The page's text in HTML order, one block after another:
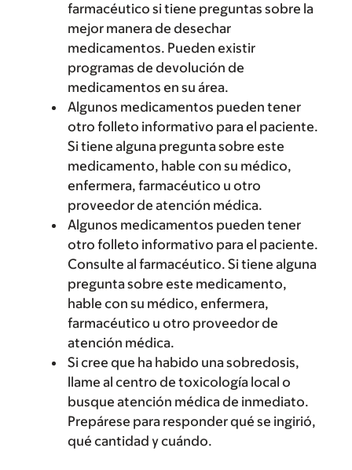
farmacéutico si tiene preguntas sobre la
mejor manera de desechar
medicamentos. Pueden existir
programas de devolución de
medicamentos en su área.
Algunos medicamentos pueden tener
otro folleto informativo para el paciente.
Si tiene alguna pregunta sobre este
medicamento, hable con su médico,
enfermera, farmacéutico u otro
proveedor de atención médica.
Algunos medicamentos pueden tener
otro folleto informativo para el paciente.
Consulte al farmacéutico. Si tiene alguna
pregunta sobre este medicamento,
hable con su médico, enfermera,
farmacéutico u otro proveedor de
atención médica.
Si cree que ha habido una sobredosis,
llame al centro de toxicología local o
busque atención médica de inmediato.
Prepárese para responder qué se ingirió,
qué cantidad y cuándo.